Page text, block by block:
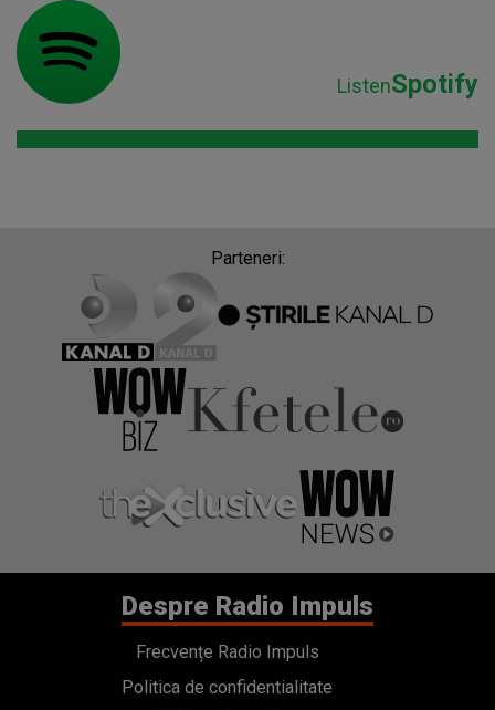
ListenSpotify
Parteneri:
Despre Radio Impuls
Frecvențe Radio Impuls
Politica de confidentialitate